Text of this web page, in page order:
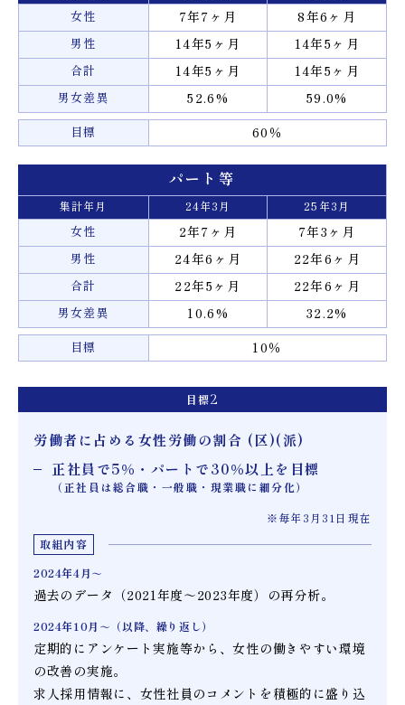
女性 7年7ヶ月 8年6ヶ月
男性 14年5ヶ月 14年5ヶ月
合計 14年5ヶ月 14年5ヶ月
男女差異 52.6% 59.0%
目標 60％
パート等
集計年月 24年3月 25年3月
女性 2年7ヶ月 7年3ヶ月
男性 24年6ヶ月 22年6ヶ月
合計 22年5ヶ月 22年6ヶ月
男女差異 10.6% 32.2%
目標 10％
目標2
労働者に占める女性労働の割合 (区)(派)
正社員で5％・パートで30％以上を目標
（正社員は総合職・一般職・現業職に細分化）
※毎年3月31日現在
取組内容
2024年4月～
過去のデータ（2021年度～2023年度）の再分析。
2024年10月～ （以降、繰り返し）
定期的にアンケート実施等から、女性の働きやすい環境
の改善の実施。
求人採用情報に、女性社員のコメントを積極的に盛り込